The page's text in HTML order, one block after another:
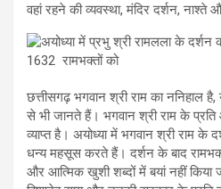
वहां रहने की व्यवस्था, मंदिर दर्शन, नाश्ते
छत्तीसगढ़ भगवान श्री राम का ननिहाल
से भी जानते हैं। भगवान श्री राम के
व्याप्त है। अयोध्या में भगवान श्री राम
धन्य महसूस करते हैं। दर्शन के बाद
और आत्मिक खुशी शब्दों में बयां नहीं किया